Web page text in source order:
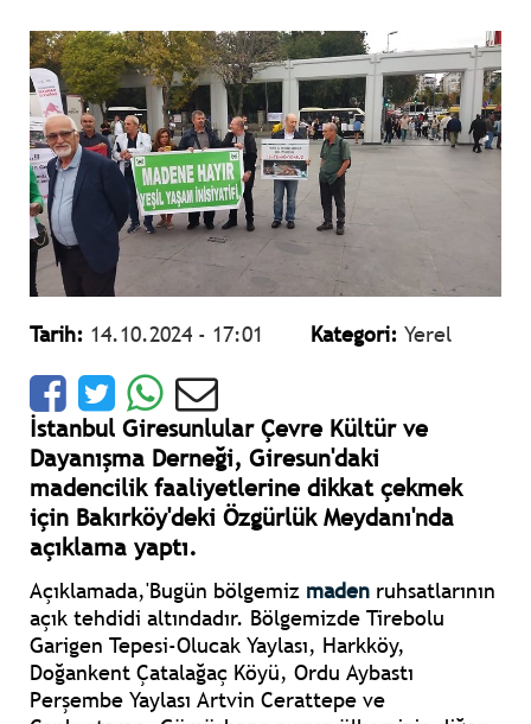
Tarih: 14.10.2024 - 17:01 Kategori: Yerel
İstanbul Giresunlular Çevre Kültür ve
Dayanışma Derneği, Giresun'daki
madencilik faaliyetlerine dikkat çekmek
için Bakırköy'deki Özgürlük Meydanı'nda
açıklama yaptı.
Açıklamada,'Bugün bölgemiz maden ruhsatlarının
açık tehdidi altındadır. Bölgemizde Tirebolu
Garigen Tepesi-Olucak Yaylası, Harkköy,
Doğankent Çatalağaç Köyü, Ordu Aybastı
Perşembe Yaylası Artvin Cerattepe ve